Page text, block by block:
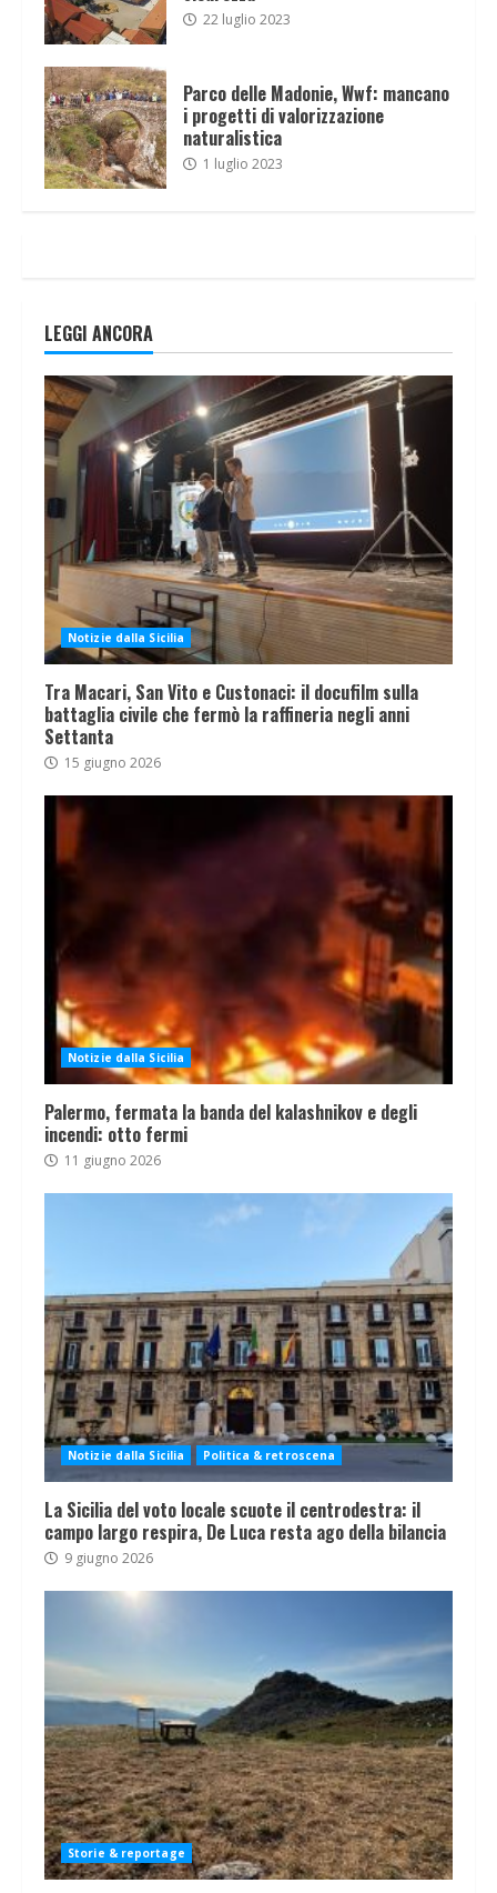
22 luglio 2023
Parco delle Madonie, Wwf: mancano
i progetti di valorizzazione
naturalistica
1 luglio 2023
LEGGI ANCORA
Notizie dalla Sicilia
Tra Macari, San Vito e Custonaci: il docufilm sulla
battaglia civile che fermò la raffineria negli anni
Settanta
15 giugno 2026
Notizie dalla Sicilia
Palermo, fermata la banda del kalashnikov e degli
incendi: otto fermi
11 giugno 2026
Notizie dalla Sicilia Politica & retroscena
La Sicilia del voto locale scuote il centrodestra: il
campo largo respira, De Luca resta ago della bilancia
9 giugno 2026
Storie & reportage